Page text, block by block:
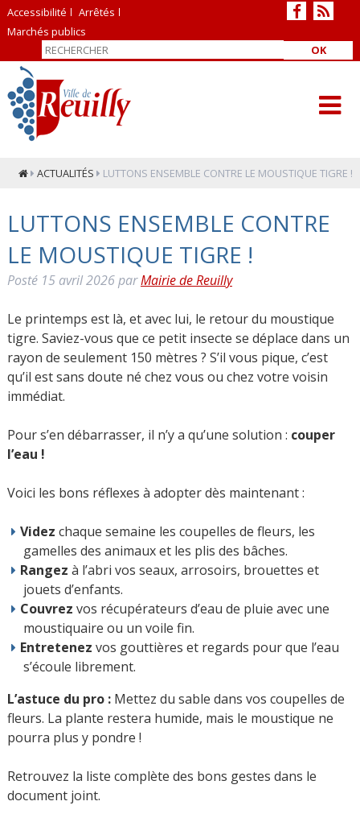
Accessibilité
Arrêtés
Marchés publics
OK
ACTUALITÉS LUTTONS ENSEMBLE CONTRE LE MOUSTIQUE TIGRE !
LUTTONS ENSEMBLE CONTRE
LE MOUSTIQUE TIGRE !
Posté 15 avril 2026parMairie de Reuilly
Le printemps est là, et avec lui, le retour du moustique
tigre. Saviez-vous que ce petit insecte se déplace dans un
rayon de seulement 150 mètres ? S’il vous pique, c’est
qu’il est sans doute né chez vous ou chez votre voisin
immédiat.
Pour s’en débarrasser, il n’y a qu’une solution : couper
l’eau !
Voici les bons réflexes à adopter dès maintenant :
Videz chaque semaine les coupelles de fleurs, les
gamelles des animaux et les plis des bâches.
Rangez à l’abri vos seaux, arrosoirs, brouettes et
jouets d’enfants.
Couvrez vos récupérateurs d’eau de pluie avec une
moustiquaire ou un voile fin.
Entretenez vos gouttières et regards pour que l’eau
s’écoule librement.
L’astuce du pro :Mettez du sable dans vos coupelles de
fleurs. La plante restera humide, mais le moustique ne
pourra plus y pondre !
Retrouvez la liste complète des bons gestes dans le
document joint.